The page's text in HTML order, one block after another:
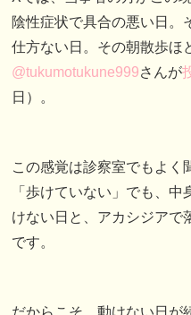
陰性症状で具合の悪い日。
仕方ない日。その朝散歩ほ
@tukumotukune999さんが
日）。
この感覚は診察室でもよく
「歩けていない」でも、
けない日と、アカシジアで
です。
だからこそ、動けない日が